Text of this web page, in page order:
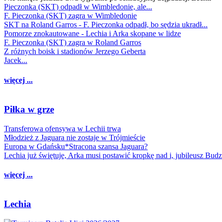
Pieczonka (SKT) odpadł w Wimbledonie, ale...
F. Pieczonka (SKT) zagra w Wimbledonie
SKT na Roland Garros - F. Pieczonka odpadł, bo sędzia ukradł...
Pomorze znokautowane - Lechia i Arka skopane w lidze
F. Pieczonka (SKT) zagra w Roland Garros
Z różnych boisk i stadionów Jerzego Geberta
Jacek...
więcej ...
Piłka w grze
Transferowa ofensywa w Lechii trwa
Młodzież z Jaguara nie zostaje w Trójmieście
Europa w Gdańsku*Stracona szansa Jaguara?
Lechia już świętuje, Arka musi postawić kropkę nad i, jubileusz
więcej ...
Lechia